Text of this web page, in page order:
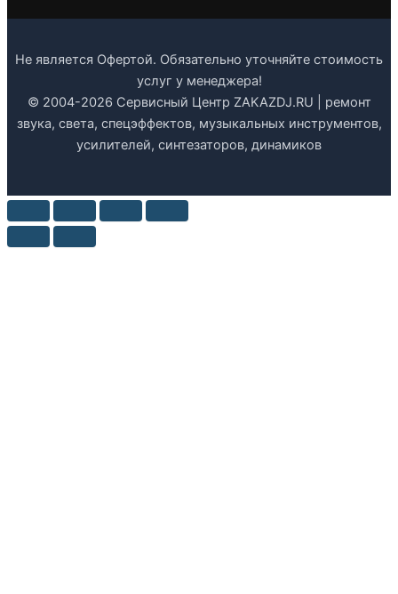
Не является Офертой. Обязательно уточняйте стоимость
услуг у менеджера!
© 2004-2026 Сервисный Центр ZAKAZDJ.RU | ремонт
звука, света, спецэффектов, музыкальных инструментов,
усилителей, синтезаторов, динамиков